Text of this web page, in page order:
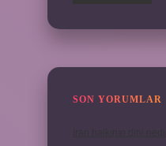
SON YORUMLAR